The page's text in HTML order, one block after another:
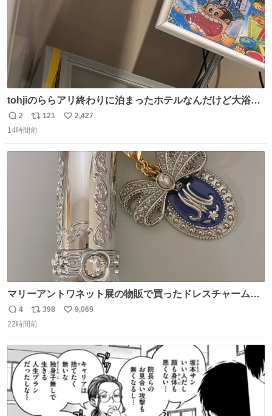
tohjiのららアリ終わりに泊まったホテルなんだけど大浴場
にアイス置いてあって バニラがこれだった 粋な計らいあり
がとう
返
信
2
リ
ポ
121
い
数
2,427
14時間前
マリーアントワネット展の物販で買ったドレスチャームを
流行りのめじるしアクセサリーにして、リップにつけた
り、同じく物販で購入したシュシュにつけたりしています
返
信
4
リ
ポ
ト
数
398
い
数
9,069
22時間前